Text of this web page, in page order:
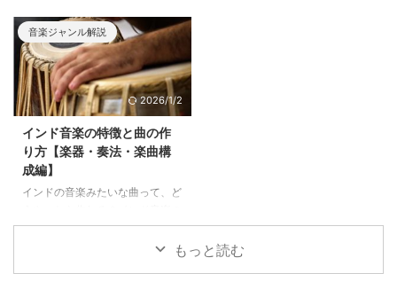
ャズ」と言ってもいろいろなスタ
イルがあり、それぞれ特徴が異な
ります。この記事では18種類のジ
ャズスタイルをご紹介しますの
で、ぜひお気に入りのスタイルを
見つけてみてください。
音楽ジャンル解説
2026/1/2
インド音楽の特徴と曲の作
り方【楽器・奏法・楽曲構
成編】
インドの音楽みたいな曲って、ど
特徴は？この「インド音楽シリー
ズ」は、このような疑問にお答えもっと読む